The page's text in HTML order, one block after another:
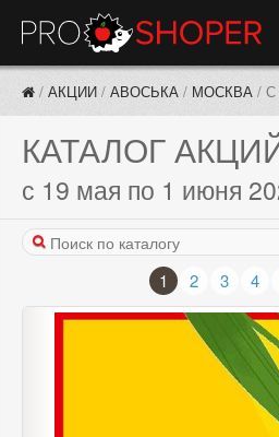
/ АКЦИИ / АВОСЬКА / МОСКВА / С
КАТАЛОГ
с 19 мая по 1 июня
1 2 3 4